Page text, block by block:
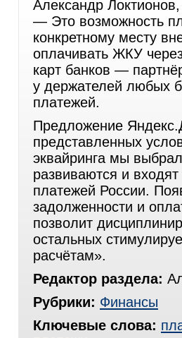
Александр
— Это возможность
конкретному месту
оплачивать ЖКУ
карт банков —
у держателей любых
платежей.
Предложение
представленных
эквайринга мы
развиваются и
платежей России.
задолженности и
позволит
остальных
расчётам».
Редактор раздела:
Рубрики: Финансы
Ключевые слова: